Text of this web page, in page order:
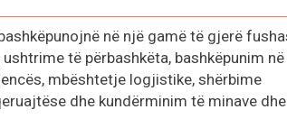
në një gamë të gjerë
të përbashkëta, bashkëpunim në
mbështetje logjistike, shërbime
dhe kundërminim të minave dhe